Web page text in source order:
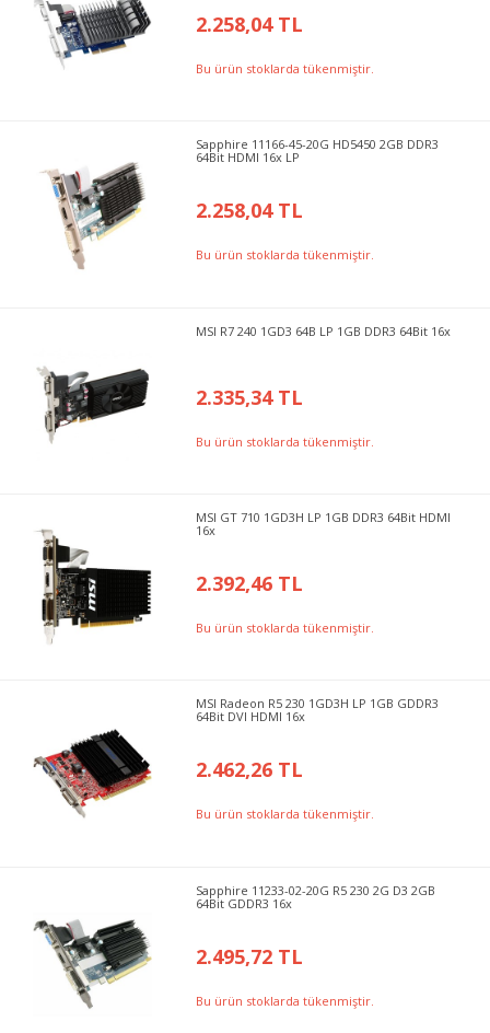
2.258,04 TL
Bu ürün stoklarda tükenmiştir.
Sapphire 11166-45-20G HD5450 2GB DDR3
64Bit HDMI 16x LP
2.258,04 TL
Bu ürün stoklarda tükenmiştir.
MSI R7 240 1GD3 64B LP 1GB DDR3 64Bit 16x
2.335,34 TL
Bu ürün stoklarda tükenmiştir.
MSI GT 710 1GD3H LP 1GB DDR3 64Bit HDMI
16x
2.392,46 TL
Bu ürün stoklarda tükenmiştir.
MSI Radeon R5 230 1GD3H LP 1GB GDDR3
64Bit DVI HDMI 16x
2.462,26 TL
Bu ürün stoklarda tükenmiştir.
Sapphire 11233-02-20G R5 230 2G D3 2GB
64Bit GDDR3 16x
2.495,72 TL
Bu ürün stoklarda tükenmiştir.